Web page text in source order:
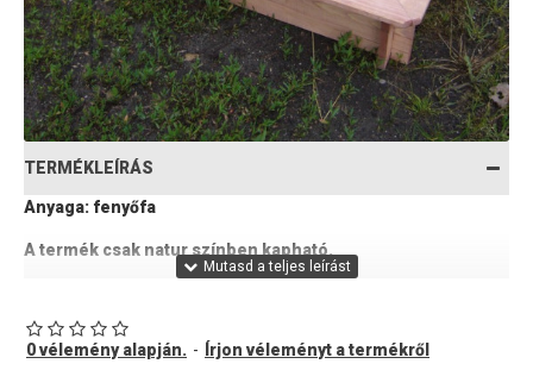
TERMÉKLEÍRÁS
Anyaga: fenyőfa
A termék csak natur színben kapható.
Mélység: 18 cm
0 vélemény alapján. - Írjon véleményt a termékről